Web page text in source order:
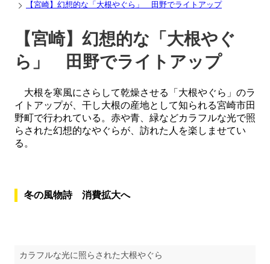
【宮崎】幻想的な「大根やぐら」 田野でライトアップ
【宮崎】幻想的な「大根やぐ
ら」 田野でライトアップ
大根を寒風にさらして乾燥させる「大根やぐら」のラ
イトアップが、干し大根の産地として知られる宮崎市田
野町で行われている。赤や青、緑などカラフルな光で照
らされた幻想的なやぐらが、訪れた人を楽しませてい
る。
冬の風物詩 消費拡大へ
カラフルな光に照らされた大根やぐら